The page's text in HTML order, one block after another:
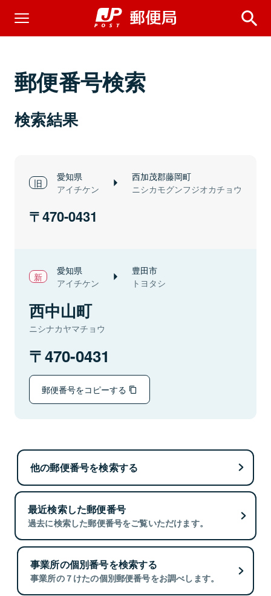
郵便番号検索
検索結果
愛知県
アイチケン
西加茂郡藤岡町
ニシカモグンフジオカチョウ
470-0431
愛知県
アイチケン
豊田市
トヨタシ
西中山町
ニシナカヤマチョウ
470-0431
郵便番号をコピーする
他の郵便番号を検索する
最近検索した郵便番号
過去に検索した郵便番号をご覧いただけます。
事業所の個別番号を検索する
事業所の７けたの個別郵便番号をお調べします。